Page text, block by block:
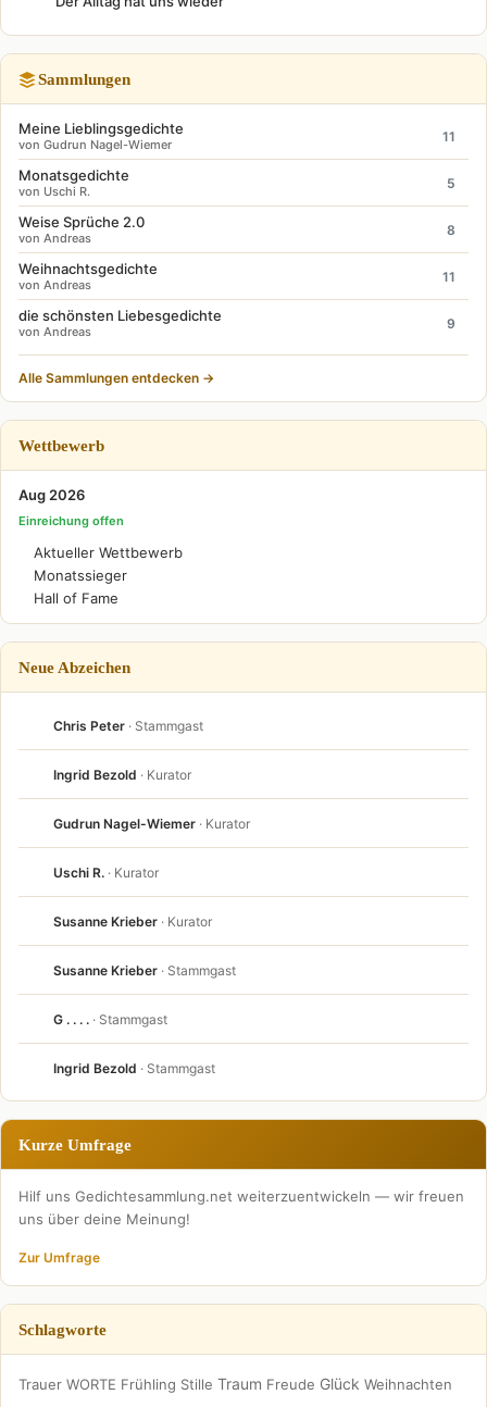
Sammlungen
Meine Lieblingsgedichte
von Gudrun Nagel-Wiemer
11
Monatsgedichte
von Uschi R.
5
Weise Sprüche 2.0
von Andreas
8
Weihnachtsgedichte
von Andreas
11
die schönsten Liebesgedichte
von Andreas
9
Alle Sammlungen entdecken →
Wettbewerb
Aug 2026
Einreichung offen
Aktueller Wettbewerb
Monatssieger
Hall of Fame
Neue Abzeichen
Chris Peter · Stammgast
Ingrid Bezold · Kurator
Gudrun Nagel-Wiemer · Kurator
Uschi R. · Kurator
Susanne Krieber · Kurator
Susanne Krieber · Stammgast
G . . . . · Stammgast
Ingrid Bezold · Stammgast
Kurze Umfrage
Hilf uns Gedichtesammlung.net weiterzuentwickeln — wir freuen
uns über deine Meinung!
Zur Umfrage
Schlagworte
Trauer WORTE Frühling Stille Traum Freude Glück Weihnachten